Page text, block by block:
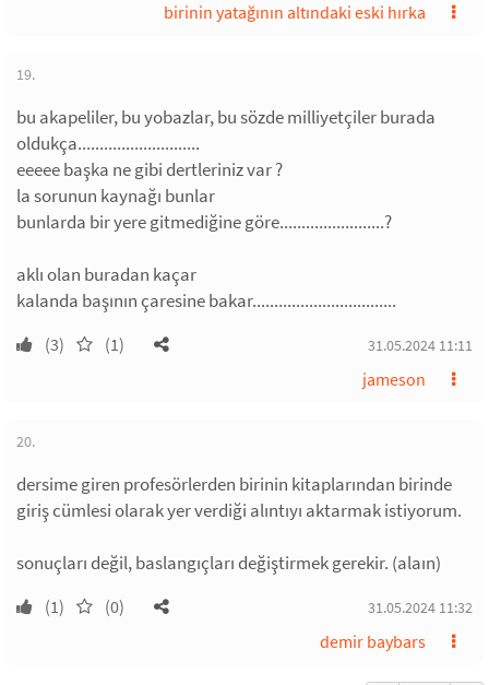
birinin yatağının altındaki eski hırka
19.
bu akapeliler, bu yobazlar, bu sözde milliyetçiler burada
oldukça............................
eeeee başka ne gibi dertleriniz var ?
la sorunun kaynağı bunlar
bunlarda bir yere gitmediğine göre........................?
aklı olan buradan kaçar
kalanda başının çaresine bakar.................................
(3) (1) 31.05.2024 11:11
jameson
20.
dersime giren profesörlerden birinin kitaplarından birinde
giriş cümlesi olarak yer verdiği alıntıyı aktarmak istiyorum.
sonuçları değil, baslangıçları değiştirmek gerekir. (alaın)
(1) (0) 31.05.2024 11:32
demir baybars